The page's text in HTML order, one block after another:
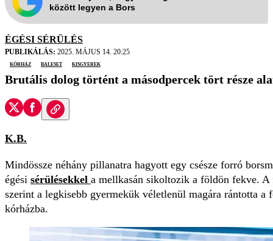
között legyen a Bors
ÉGÉSI SÉRÜLÉS
PUBLIKÁLÁS: 2025. MÁJUS 14. 20:25
kórház
baleset kisgyerek
Brutális dolog történt a másodpercek tört része
K.B.
Mindössze néhány pillanatra hagyott egy csésze forró
égési sérülésekkel a mellkasán sikoltozik a földön fekve.
szerint a legkisebb gyermekük véletlenül magára rántotta a
kórházba.